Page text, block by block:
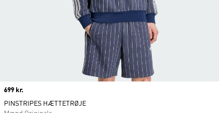
Price
699 kr.
PINSTRIPES HÆTTETRØJE